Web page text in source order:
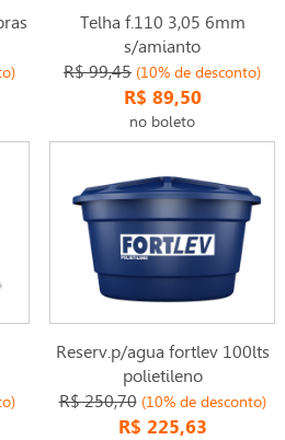
Telha f.110 3,05 6mm
s/amianto
R$ 99,45 (10% de desconto)
R$ 89,50
no boleto
Reserv.p/agua fortlev 100lts
polietileno
R$ 250,70 (10% de desconto)
R$ 225,63